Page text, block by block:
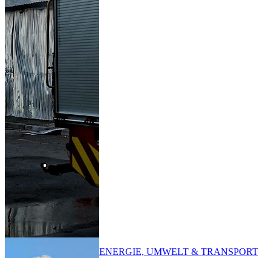
ENERGIE, UMWELT & TRANSPORT